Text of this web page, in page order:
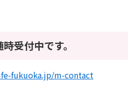
受付中です。
fukuoka.jp/m-contact